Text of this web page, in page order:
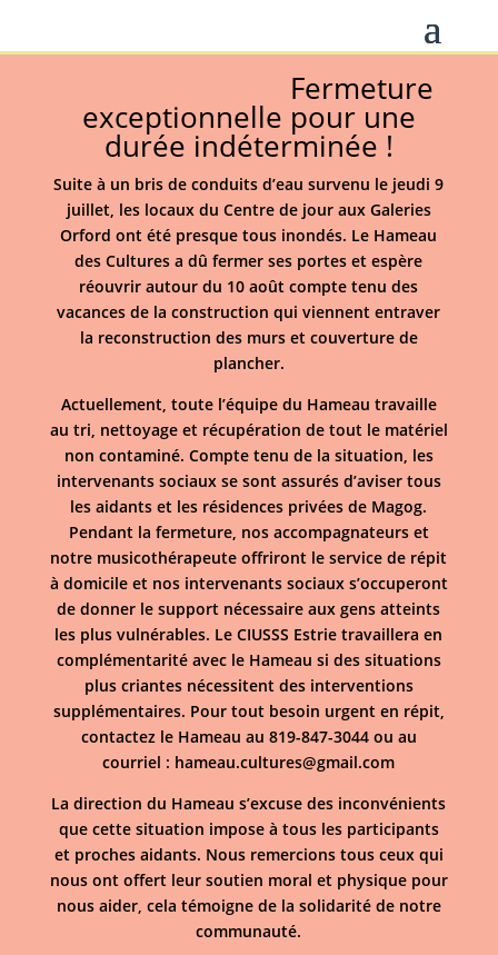
Fermeture
exceptionnelle pour une
durée indéterminée !
Suite à un bris de conduits d’eau survenu le jeudi 9
juillet, les locaux du Centre de jour aux Galeries
Orford ont été presque tous inondés. Le Hameau
des Cultures a dû fermer ses portes et espère
réouvrir autour du 10 août compte tenu des
vacances de la construction qui viennent entraver
la reconstruction des murs et couverture de
plancher.
Actuellement, toute l’équipe du Hameau travaille
au tri, nettoyage et récupération de tout le matériel
non contaminé. Compte tenu de la situation, les
intervenants sociaux se sont assurés d’aviser tous
les aidants et les résidences privées de Magog.
Pendant la fermeture, nos accompagnateurs et
notre musicothérapeute offriront le service de répit
à domicile et nos intervenants sociaux s’occuperont
de donner le support nécessaire aux gens atteints
les plus vulnérables. Le CIUSSS Estrie travaillera en
complémentarité avec le Hameau si des situations
plus criantes nécessitent des interventions
supplémentaires. Pour tout besoin urgent en répit,
contactez le Hameau au 819-847-3044 ou au
courriel : hameau.cultures@gmail.com
La direction du Hameau s’excuse des inconvénients
que cette situation impose à tous les participants
et proches aidants. Nous remercions tous ceux qui
nous ont offert leur soutien moral et physique pour
nous aider, cela témoigne de la solidarité de notre
communauté.